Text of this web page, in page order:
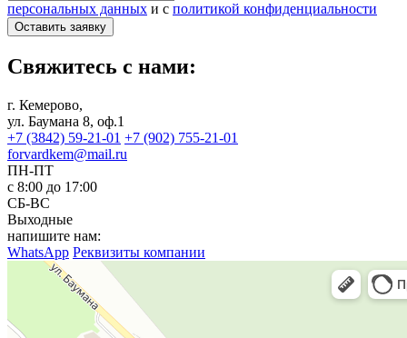
персональных данных и с политикой конфиденциальности
Оставить заявку
Свяжитесь с нами:
г. Кемерово,
ул. Баумана 8, оф.1
+7 (3842) 59-21-01 +7 (902) 755-21-01
forvardkem@mail.ru
ПН-ПТ
с 8:00 до 17:00
СБ-ВС
Выходные
напишите нам:
WhatsApp Реквизиты компании